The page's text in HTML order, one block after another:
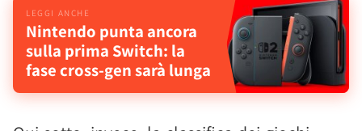
Nintendo punta ancora
sulla prima Switch: la
fase cross-gen sarà lunga